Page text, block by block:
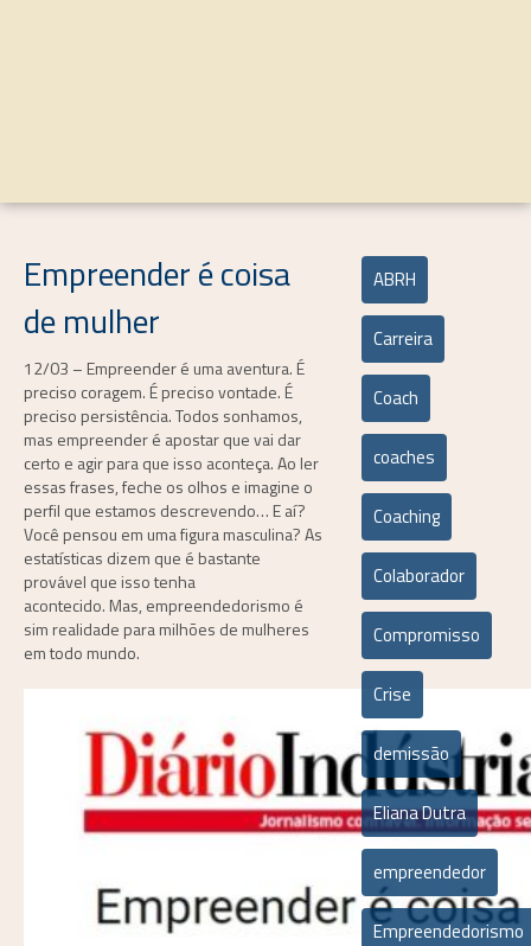
Empreender é coisa
de mulher
12/03 – Empreender é uma aventura. É
preciso coragem. É preciso vontade. É
preciso persistência. Todos sonhamos,
mas empreender é apostar que vai dar
certo e agir para que isso aconteça. Ao ler
essas frases, feche os olhos e imagine o
perfil que estamos descrevendo… E aí?
Você pensou em uma figura masculina? As
estatísticas dizem que é bastante
provável que isso tenha
acontecido. Mas, empreendedorismo é
sim realidade para milhões de mulheres
em todo mundo.
ABRH
Carreira
Coach
coaches
Coaching
Colaborador
Compromisso
Crise
demissão
Eliana Dutra
empreendedor
Empreendedorismo